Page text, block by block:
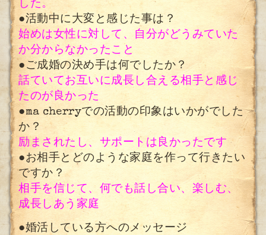
した。
●活動中に大変と感じた事は？
始めは女性に対して、自分がどうみていた
か分からなかったこと
●ご成婚の決め手は何でしたか？
話ていてお互いに成長し合える相手と感じ
たのが良かった
●ma cherryでの活動の印象はいかがでした
か？
励まされたし、サポートは良かったです
●お相手とどのような家庭を作って行きたい
ですか？
相手を信じて、何でも話し合い、楽しむ、
成長しあう家庭
●婚活している方へのメッセージ